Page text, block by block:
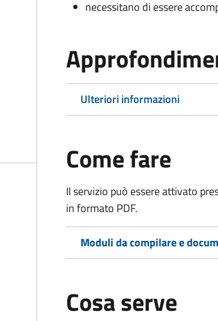
necessitano di essere
Ulteriori informazioni
Come fare
Il servizio può essere attivato
in formato PDF.
Moduli da compilare e
Cosa serve